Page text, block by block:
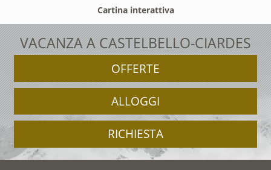
Cartina interattiva
VACANZA A CASTELBELLO-CIARDES
OFFERTE
ALLOGGI
RICHIESTA